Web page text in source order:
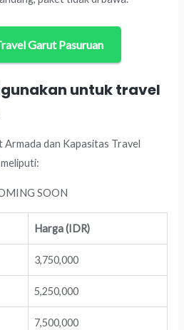
Garut Pasuruan
untuk travel
dan Kapasitas Travel
SOON
Harga (IDR)
3,750,000
5,250,000
7,500,000